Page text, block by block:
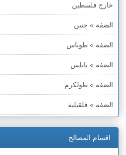
خارج فلسطين
الضفة » جنين
الضفة » طوباس
الضفة » نابلس
الضفة » طولكرم
الضفة » قلقيلية
الضفة » رام الله والبيره
اقسام المصالح